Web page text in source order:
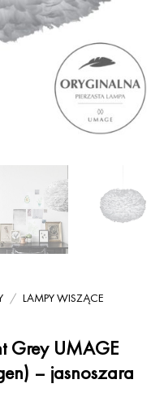
/ LAMPY WISZĄCE
Grey UMAGE
– jasnoszara